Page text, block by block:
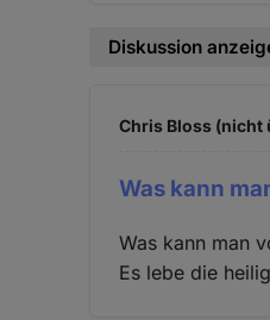
Diskussion
Chris Bloss (nicht
Was kann
Was kann man
Es lebe die